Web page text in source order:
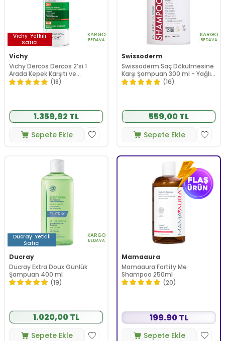
Vichy Yetkili
Satıcı
KARGO
BEDAVA
Vichy
Vichy Dercos Dercos 2’si 1
Arada Kepek Karşıtı ve
Nemlendirici Şampuan 390 ml
(18)
1.359,92 TL
Sepete Ekle
KARGO
BEDAVA
Swissoderm
Swissoderm Saç Dökülmesine
Karşı Şampuan 300 ml - Yağlı
Saç Tipi
(16)
559,00 TL
Sepete Ekle
Ducray Yetkili
Satıcı
KARGO
BEDAVA
Ducray
Ducray Extra Doux Günlük
Şampuan 400 ml
(19)
1.020,00 TL
Sepete Ekle
Mamaaura
Mamaaura Fortify Me
Shampoo 250ml
(20)
199.90 TL
Sepete Ekle